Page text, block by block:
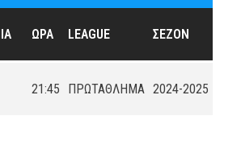
ΏΡΑ LEAGUE ΣΕΖΌΝ
21:45 ΠΡΩΤΑΘΛΗΜΑ 2024-2025